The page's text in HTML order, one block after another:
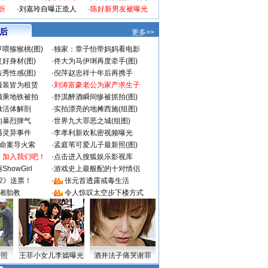
·刘嘉玲自曝正造人
·陈好新男友被曝光
更多>>
喂猕猴桃(图)
·独家：章子怡带妈妈看电影
好身材(图)
·佟大为马伊琍再度牵手(图)
秀性感(图)
·倪萍赵忠祥十年后再携手
装皆为租赁
·刘涛富豪老公为家产求生子
乘地铁被拍
·舒淇醉酒瞬间惨被抓拍(图)
体解剖
·实拍漂亮的地摊西施(组图)
暴烈脾气
·世界九大罪恶之城(组图)
灵异事件
·李孝利新欢私密视频曝光
案导火索
·孟庭苇可爱儿子最新照(图)
入我们吧！
·点击进入搜狐娱乐影视库
·游戏史上最般配的十对情侣
送票！
·
张元首透露戒毒生活
胎教
· 令人惊叹太空步下楼方式
王菲小女儿李嫣曝光 酒井法子痛哭谢罪